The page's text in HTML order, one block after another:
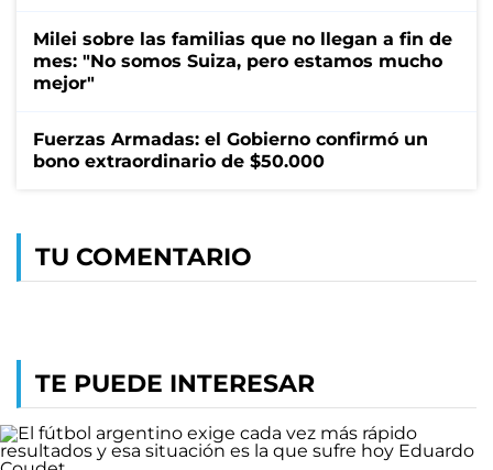
Milei sobre las familias que no llegan a fin de
mes: "No somos Suiza, pero estamos mucho
mejor"
Fuerzas Armadas: el Gobierno confirmó un
bono extraordinario de $50.000
TU COMENTARIO
TE PUEDE INTERESAR